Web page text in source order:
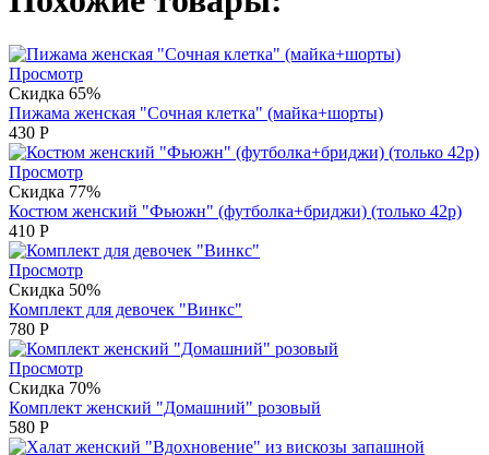
Просмотр
Скидка 65%
Пижама женская "Сочная клетка" (майка+шорты)
430 Р
Просмотр
Скидка 77%
Костюм женский "Фьюжн" (футболка+бриджи) (только 42р)
410 Р
Просмотр
Скидка 50%
Комплект для девочек "Винкс"
780 Р
Просмотр
Скидка 70%
Комплект женский "Домашний" розовый
580 Р